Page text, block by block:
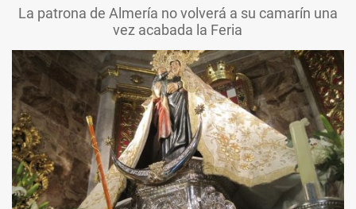
La patrona de Almería no volverá a su camarín una
vez acabada la Feria